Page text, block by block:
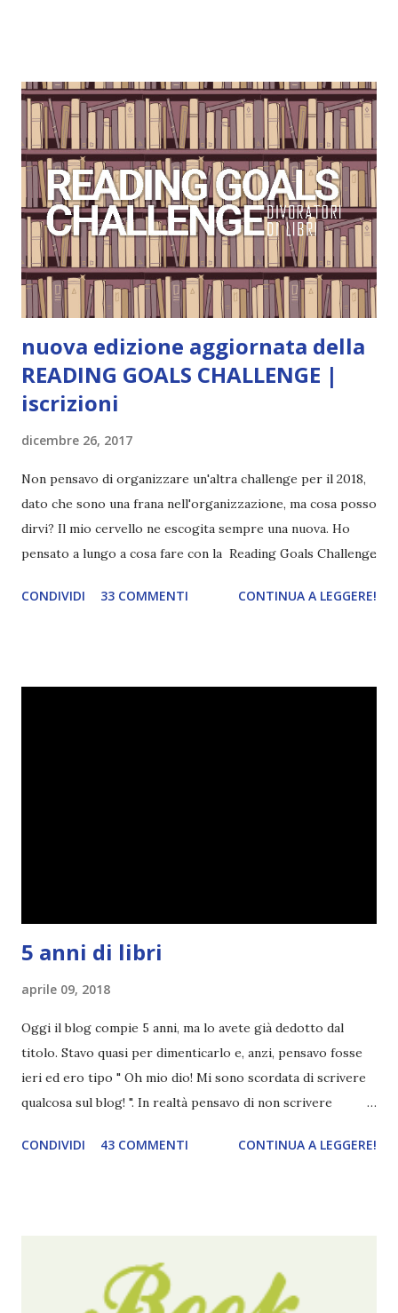
grande (Devil's Night 1#) Autrice : Penelope Douglas
Pagine: 448 Editore: Newton Compton Editori
Pubblicazione: 10 Gennaio 2023 Traduttore: Laura Lancini
Trama: “Si chiama Michael Crist. È il fratello maggiore del
mio ragazzo ed è come quei film dell'orrore che guardi
coprendoti gli occhi. È bellissimo, forte, e assolutamente
terrificante. Non mi vede neppure. Ma io l'ho notato. L'ho
visto, l'ho sentito. Le cose che ha fatto, i misfatti ch...
nuova edizione aggiornata della
READING GOALS CHALLENGE |
iscrizioni
dicembre 26, 2017
Non pensavo di organizzare un'altra challenge per il 2018,
dato che sono una frana nell'organizzazione, ma cosa posso
dirvi? Il mio cervello ne escogita sempre una nuova. Ho
pensato a lungo a cosa fare con la Reading Goals Challenge
ho scoperto che anche alcuni di voi avrebbero fatto così,
CONDIVIDI 33 COMMENTI CONTINUA A LEGGERE!
5 anni di libri
aprile 09, 2018
Oggi il blog compie 5 anni, ma lo avete già dedotto dal
titolo. Stavo quasi per dimenticarlo e, anzi, pensavo fosse
ieri ed ero tipo " Oh mio dio! Mi sono scordata di scrivere
qualcosa sul blog! ". In realtà pensavo di non scrivere
diventando un po' come i miei compleanni. Semplicemente
cinque anni e non sono pochi . Il blog è praticamente
l'unica cosa della mia vita che ho continuato con costanza
CONDIVIDI 43 COMMENTI CONTINUA A LEGGERE!